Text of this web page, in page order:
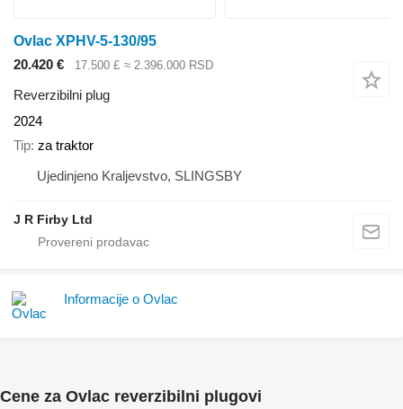
Ovlac XPHV-5-130/95
20.420 €
17.500 £ ≈ 2.396.000 RSD
Reverzibilni plug
2024
Tip za traktor
Ujedinjeno Kraljevstvo, SLINGSBY
J R Firby Ltd
Informacije o Ovlac
Cene za Ovlac reverzibilni plugovi